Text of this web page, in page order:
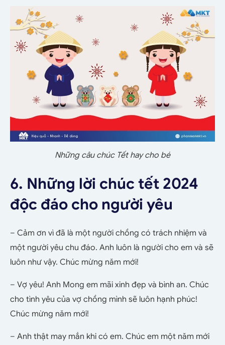
Những câu chúc Tết hay cho bé
6. Những lời chúc tết 2024
độc đáo cho người yêu
– Cảm ơn vì đã là một người chồng có trách nhiệm và
một người yêu chu đáo. Anh luôn là người cho em và sẽ
luôn như vậy. Chúc mừng năm mới!
– Vợ yêu! Anh Mong em mãi xinh đẹp và bình an. Chúc
cho tình yêu của vợ chồng mình sẽ luôn hạnh phúc!
Chúc mừng năm mới!
– Anh thật may mắn khi có em. Chúc em một năm mới